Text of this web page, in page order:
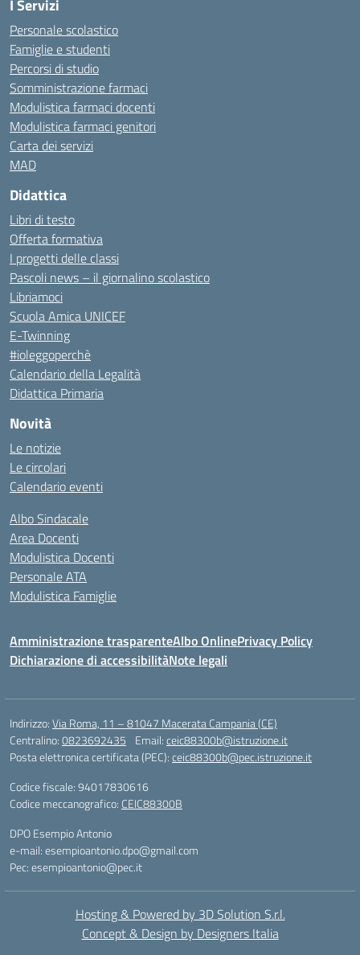
I Servizi
Personale scolastico
Famiglie e studenti
Percorsi di studio
Somministrazione farmaci
Modulistica farmaci docenti
Modulistica farmaci genitori
Carta dei servizi
MAD
Didattica
Libri di testo
Offerta formativa
I progetti delle classi
Pascoli news – il giornalino scolastico
Libriamoci
Scuola Amica UNICEF
E-Twinning
#ioleggoperchè
Calendario della Legalità
Didattica Primaria
Novità
Le notizie
Le circolari
Calendario eventi
Albo Sindacale
Area Docenti
Modulistica Docenti
Personale ATA
Modulistica Famiglie
Amministrazione trasparenteAlbo OnlinePrivacy Policy
Dichiarazione di accessibilitàNote legali
Indirizzo:Via Roma, 11 – 81047 Macerata Campania (CE)
Centralino:0823692435 Email:ceic88300b@istruzione.it
Posta elettronica certificata (PEC):ceic88300b@pec.istruzione.it
Codice fiscale: 94017830616
Codice meccanografico: CEIC88300B
DPO Esempio Antonio
e-mail: esempioantonio.dpo@gmail.com
Pec: esempioantonio@pec.it
Hosting & Powered by 3D Solution S.r.l.
Concept & Design by Designers Italia